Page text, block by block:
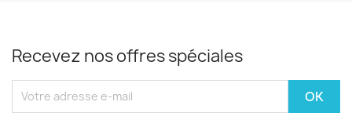
Recevez nos offres spéciales